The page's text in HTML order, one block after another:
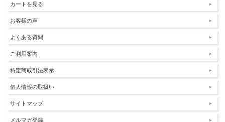
カートを見る
お客様の声
よくある質問
ご利用案内
特定商取引法表示
個人情報の取扱い
サイトマップ
メルマガ登録